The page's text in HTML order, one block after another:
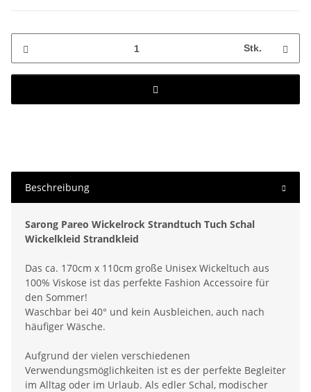
Stk.
Beschreibung
Sarong Pareo Wickelrock Strandtuch Tuch Schal
Wickelkleid Strandkleid
Das ca. 170cm x 110cm große Unisex Wickeltuch aus
100% Viskose ist das perfekte Fashion Accessoire für
den Sommer!
Waschbar bei 40° und kein Ausbleichen, auch nach
häufiger Wäsche.
Aufgrund der vielen verschiedenen
Verwendungsmöglichkeiten ist es der perfekte Begleiter
im Alltag oder im Urlaub. Als edler Schal, modischer